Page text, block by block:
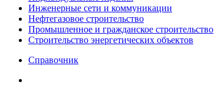
Инженерные сети и коммуникации
Нефтегазовое строительство
Промышленное и гражданское строительство
Строительство энергетических объектов
Справочник